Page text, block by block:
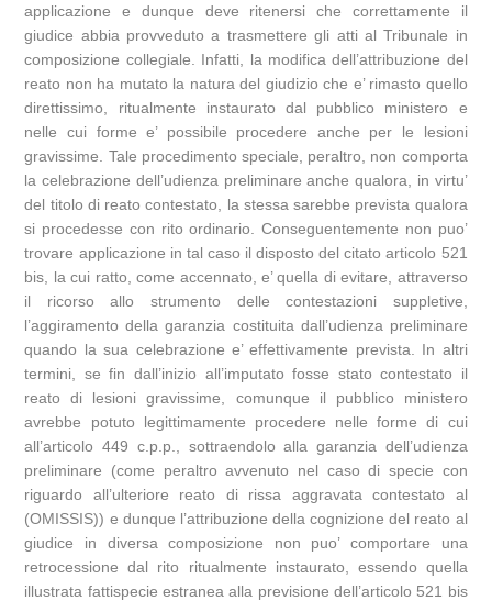
applicazione e dunque deve ritenersi che correttamente il
giudice abbia provveduto a trasmettere gli atti al Tribunale in
composizione collegiale. Infatti, la modifica dell’attribuzione del
reato non ha mutato la natura del giudizio che e’ rimasto quello
direttissimo, ritualmente instaurato dal pubblico ministero e
nelle cui forme e’ possibile procedere anche per le lesioni
gravissime. Tale procedimento speciale, peraltro, non comporta
la celebrazione dell’udienza preliminare anche qualora, in virtu’
del titolo di reato contestato, la stessa sarebbe prevista qualora
si procedesse con rito ordinario. Conseguentemente non puo’
trovare applicazione in tal caso il disposto del citato articolo 521
bis, la cui ratto, come accennato, e’ quella di evitare, attraverso
il ricorso allo strumento delle contestazioni suppletive,
l’aggiramento della garanzia costituita dall’udienza preliminare
quando la sua celebrazione e’ effettivamente prevista. In altri
termini, se fin dall’inizio all’imputato fosse stato contestato il
reato di lesioni gravissime, comunque il pubblico ministero
avrebbe potuto legittimamente procedere nelle forme di cui
all’articolo 449 c.p.p., sottraendolo alla garanzia dell’udienza
preliminare (come peraltro avvenuto nel caso di specie con
riguardo all’ulteriore reato di rissa aggravata contestato al
(OMISSIS)) e dunque l’attribuzione della cognizione del reato al
giudice in diversa composizione non puo’ comportare una
retrocessione dal rito ritualmente instaurato, essendo quella
illustrata fattispecie estranea alla previsione dell’articolo 521 bis